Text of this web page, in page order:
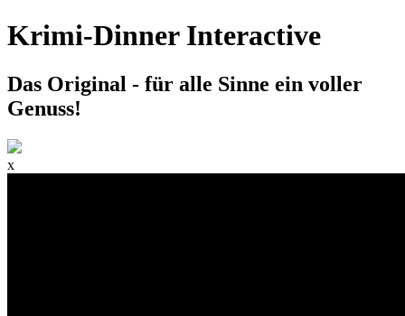
Krimi-Dinner Interactive
Das Original - für alle Sinne ein voller
Genuss!
x